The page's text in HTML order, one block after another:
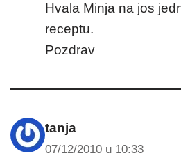
Hvala Minja na jos
receptu.
Pozdrav
tanja
07/12/2010 u 10:33